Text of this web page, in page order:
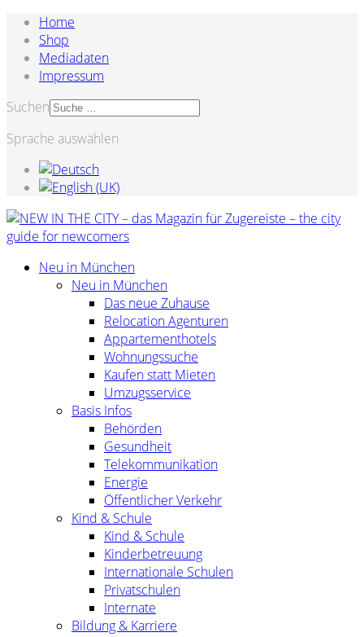
Home
Shop
Mediadaten
Impressum
Suchen
Sprache auswählen
Neu in München
Neu in München
Das neue Zuhause
Relocation Agenturen
Appartementhotels
Wohnungssuche
Kaufen statt Mieten
Umzugsservice
Basis Infos
Behörden
Gesundheit
Telekommunikation
Energie
Öffentlicher Verkehr
Kind & Schule
Kind & Schule
Kinderbetreuung
Internationale Schulen
Privatschulen
Internate
Bildung & Karriere